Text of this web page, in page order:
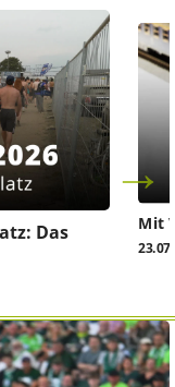
Das
Mit